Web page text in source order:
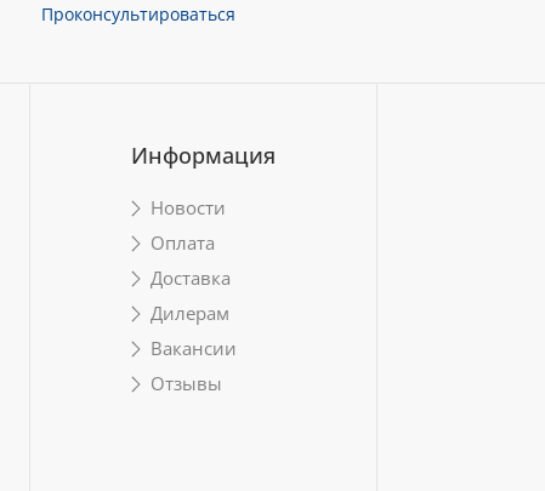
Проконсультироваться
Информация
Новости
Оплата
Доставка
Дилерам
Вакансии
Отзывы